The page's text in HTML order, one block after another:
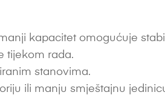
kapacitet omogućuje
tijekom rada.
stanovima.
ili manju smještajnu